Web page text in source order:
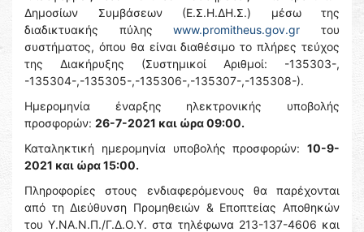
Δημοσίων Συμβάσεων (Ε.Σ.Η.ΔΗ.Σ.) μέσω της
διαδικτυακής πύληςwww.promitheus.gov.gr του
συστήματος, όπου θα είναι διαθέσιμο το πλήρες τεύχος
της Διακήρυξης (Συστημικοί Αριθμοί: -135303-,
-135304-,-135305-,-135306-,-135307-,-135308-).
Ημερομηνία έναρξης ηλεκτρονικής υποβολής
προσφορών: 26-7-2021 και ώρα 09:00.
Καταληκτική ημερομηνία υποβολής προσφορών: 10-9-
2021 και ώρα 15:00.
Πληροφορίες στους ενδιαφερόμενους θα παρέχονται
από τη Διεύθυνση Προμηθειών & Εποπτείας Αποθηκών
του Υ.ΝΑ.Ν.Π./Γ.Δ.Ο.Υ. στα τηλέφωνα 213-137-4606 και